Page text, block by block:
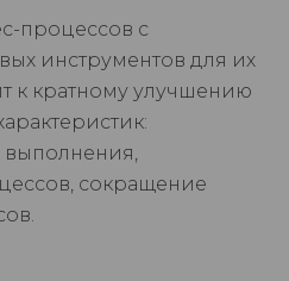
процессов с
инструментов для их
к кратному улучшению
сокращение